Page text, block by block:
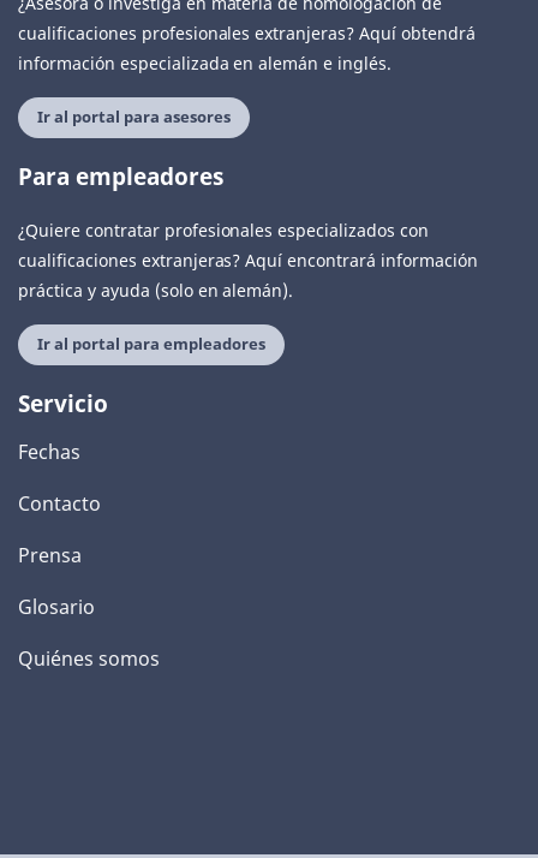
cualificaciones profesionales extranjeras? Aquí obtendrá
información especializada en alemán e inglés.
Ir al portal para asesores
Para empleadores
¿Quiere contratar profesionales especializados con
cualificaciones extranjeras? Aquí encontrará información
práctica y ayuda (solo en alemán).
Ir al portal para empleadores
Servicio
Fechas
Contacto
Prensa
Glosario
Quiénes somos